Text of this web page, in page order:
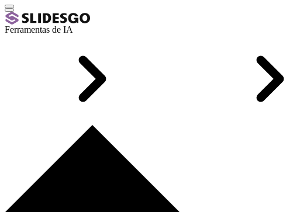
Ferramentas de IA